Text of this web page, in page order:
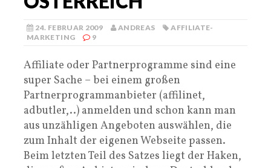
24. FEBRUAR 2009 ANDREAS
AFFILIATE-
MARKETING
9
Affiliate oder Partnerprogramme sind eine
super Sache – bei einem großen
Partnerprogrammanbieter (affilinet,
adbutler,..) anmelden und schon kann man
aus unzähligen Angeboten auswählen, die
zum Inhalt der eigenen Webseite passen.
Beim letzten Teil des Satzes liegt der Haken,